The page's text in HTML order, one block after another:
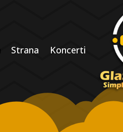
Strana Koncerti